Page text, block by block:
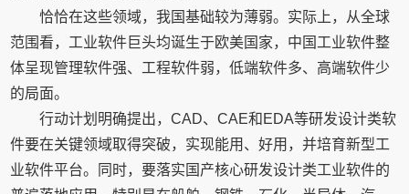
恰恰在这些领域，我国基础较为薄弱。实际上，从全球
范围看，工业软件巨头均诞生于欧美国家，中国工业软件整
体呈现管理软件强、工程软件弱，低端软件多、高端软件少
的局面。
行动计划明确提出，CAD、CAE和EDA等研发设计类软
件要在关键领域取得突破，实现能用、好用，并培育新型工
业软件平台。同时，要落实国产核心研发设计类工业软件的